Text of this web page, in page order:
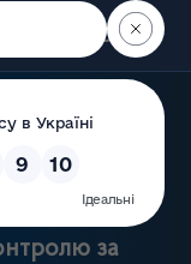
Пошук
за